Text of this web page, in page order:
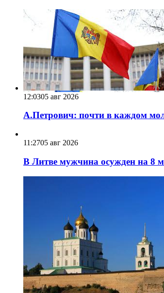
12:0305 авг 2026
А.Петрович: почти в каждом
11:2705 авг 2026
В Литве мужчина осужден на 8